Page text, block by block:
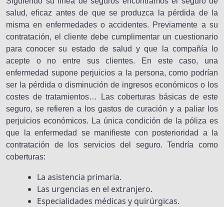
salud, eficaz antes de que se produzca la pérdida de la
misma en enfermedades o accidentes. Previamente a su
contratación, el cliente debe cumplimentar un cuestionario
para conocer su estado de salud y que la compañía lo
acepte o no entre sus clientes. En este caso, una
enfermedad supone perjuicios a la persona, como podrían
ser la pérdida o disminución de ingresos económicos o los
costes de tratamientos… Las coberturas básicas de este
seguro, se refieren a los gastos de curación y a paliar los
perjuicios económicos. La única condición de la póliza es
que la enfermedad se manifieste con posterioridad a la
contratación de los servicios del seguro. Tendría como
coberturas:
La asistencia primaria.
Las urgencias en el extranjero.
Especialidades médicas y quirúrgicas.